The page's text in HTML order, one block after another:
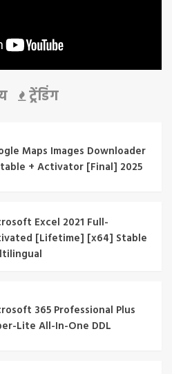
ट्रेंडिंग
Maps Images Downloader
+ Activator [Final] 2025
Excel 2021 Full-
[Lifetime] [x64] Stable
365 Professional Plus
Lite All-In-One DDL